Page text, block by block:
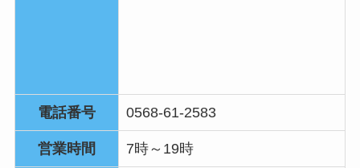
電話番号 0568-61-2583
営業時間 7時～19時